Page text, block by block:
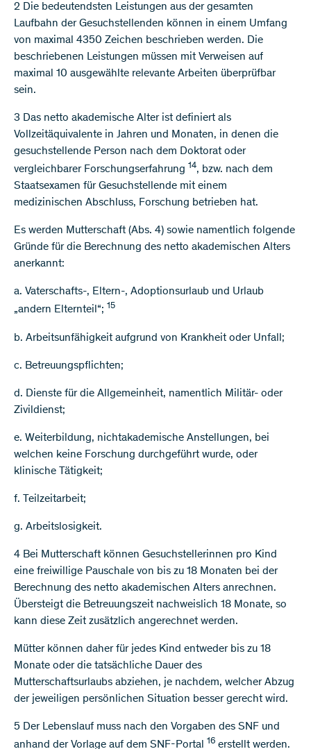
2 Die bedeutendsten Leistungen aus der gesamten
Laufbahn der Gesuchstellenden können in einem Umfang
von maximal 4350 Zeichen beschrieben werden. Die
beschriebenen Leistungen müssen mit Verweisen auf
maximal 10 ausgewählte relevante Arbeiten überprüfbar
sein.
3 Das netto akademische Alter ist definiert als
Vollzeitäquivalente in Jahren und Monaten, in denen die
gesuchstellende Person nach dem Doktorat oder
vergleichbarer Forschungserfahrung 14, bzw. nach dem
Staatsexamen für Gesuchstellende mit einem
medizinischen Abschluss, Forschung betrieben hat.
Es werden Mutterschaft (Abs. 4) sowie namentlich folgende
Gründe für die Berechnung des netto akademischen Alters
anerkannt:
a. Vaterschafts-, Eltern-, Adoptionsurlaub und Urlaub
„andern Elternteil“; 15
b. Arbeitsunfähigkeit aufgrund von Krankheit oder Unfall;
c. Betreuungspflichten;
d. Dienste für die Allgemeinheit, namentlich Militär- oder
Zivildienst;
e. Weiterbildung, nichtakademische Anstellungen, bei
welchen keine Forschung durchgeführt wurde, oder
klinische Tätigkeit;
f. Teilzeitarbeit;
g. Arbeitslosigkeit.
4 Bei Mutterschaft können Gesuchstellerinnen pro Kind
eine freiwillige Pauschale von bis zu 18 Monaten bei der
Berechnung des netto akademischen Alters anrechnen.
Übersteigt die Betreuungszeit nachweislich 18 Monate, so
kann diese Zeit zusätzlich angerechnet werden.
Mütter können daher für jedes Kind entweder bis zu 18
Monate oder die tatsächliche Dauer des
Mutterschaftsurlaubs abziehen, je nachdem, welcher Abzug
der jeweiligen persönlichen Situation besser gerecht wird.
5 Der Lebenslauf muss nach den Vorgaben des SNF und
anhand der Vorlage auf dem SNF-Portal 16 erstellt werden.